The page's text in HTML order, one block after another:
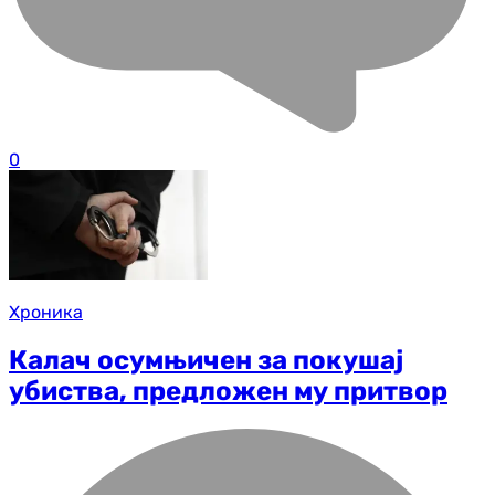
0
Хроника
Калач осумњичен за покушај
убиства, предложен му притвор